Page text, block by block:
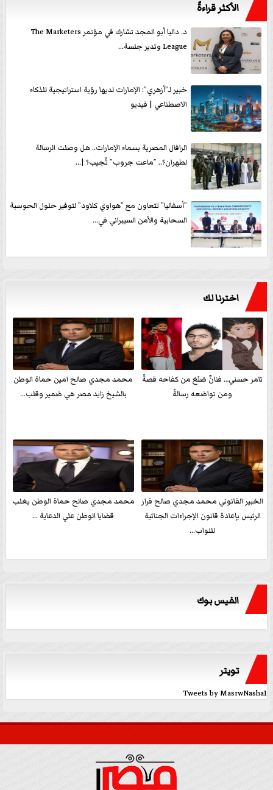
الأكثر قراءةً
د. داليا أبو المجد تشارك في مؤتمر The Marketers
League وتدير جلسة...
خبير لـ”أزهري”: الإمارات لديها رؤية استراتيجية للذكاء
الاصطناعي | فيديو
الرافال المصرية بسماء الإمارات.. هل وصلت الرسالة
لطهران؟.. ”ماعت جروب” تُجيب؟ |...
”أسفاليا” تتعاون مع ”هواوي كلاود” لتوفير حلول الحوسبة
السحابية والأمن السيبراني في...
اخترنا لك
تامر حسني… فنانٌ صَنَعَ من كفاحه قصةً
ومن تواضعه رسالةً
محمد مجدي صالح امين حماة الوطن
بالشيخ زايد مصر هي ضمير وقلب...
الخبير القانوني محمد مجدي صالح قرار
الرئيس بإعادة قانون الإجراءات الجنائية
للنواب...
محمد مجدي صالح حماة الوطن يغلب
قضايا الوطن علي الدعاية ...
الفيس بوك
تويتر
Tweets by MasrwNasha1